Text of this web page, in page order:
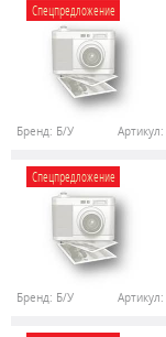
Спецпредложение
Бренд: Б/У Артикул:
Спецпредложение
Бренд: Б/У Артикул: